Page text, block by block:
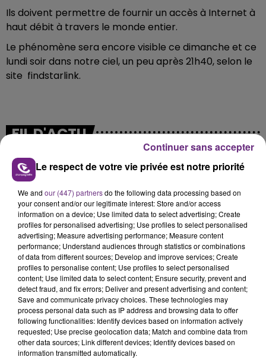
Ils doivent permettre de fournir un accès à Internet à
haut débit à travers le monde entier.
Le phénomène sera encore visible ce dimanche et ce
lundi soir dans notre ciel, un peu après 21h40, selon le
site findstarlink.
FIL D'ACTU
5 août 2026
UN FEU DE REMORQUE BLOQUE LA
CIRCULATION DANS LES ARDENNES
Un feu de remorque s'est déclaré ce mercredi en
fin de matinée sur l'A34.
Le respect de votre vie privée est notre priorité
We and our (447) partnersdo the following data processing based on
your consent and/or our legitimate interest: Store and/or access
information on a device; Use limited data to select advertising; Create
profiles for personalised advertising; Use profiles to select personalised
advertising; Measure advertising performance; Measure content
performance; Understand audiences through statistics or combinations
of data from different sources; Develop and improve services; Create
profiles to personalise content; Use profiles to select personalised
content; Use limited data to select content; Ensure security, prevent and
detect fraud, and fix errors; Deliver and present advertising and content;
Save and communicate privacy choices. These technologies may
process personal data such as IP address and browsing data to offer
following functionalities: Identify devices based on information actively
requested; Use precise geolocation data; Match and combine data from
other data sources; Link different devices; Identify devices based on
information transmitted automatically.
Continuer sans accepter